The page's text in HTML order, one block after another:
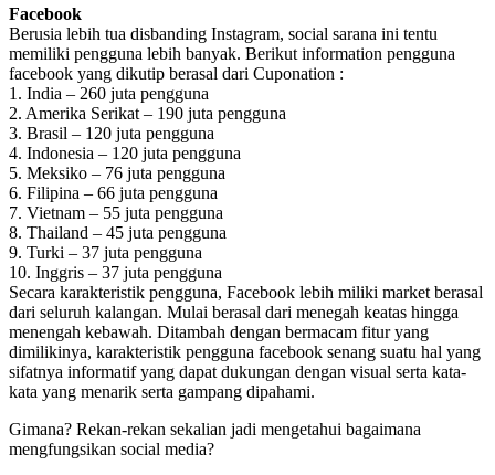
Facebook
Berusia lebih tua disbanding Instagram, social sarana ini tentu
memiliki pengguna lebih banyak. Berikut information pengguna
facebook yang dikutip berasal dari Cuponation :
1. India – 260 juta pengguna
2. Amerika Serikat – 190 juta pengguna
3. Brasil – 120 juta pengguna
4. Indonesia – 120 juta pengguna
5. Meksiko – 76 juta pengguna
6. Filipina – 66 juta pengguna
7. Vietnam – 55 juta pengguna
8. Thailand – 45 juta pengguna
9. Turki – 37 juta pengguna
10. Inggris – 37 juta pengguna
Secara karakteristik pengguna, Facebook lebih miliki market berasal
dari seluruh kalangan. Mulai berasal dari menegah keatas hingga
menengah kebawah. Ditambah dengan bermacam fitur yang
dimilikinya, karakteristik pengguna facebook senang suatu hal yang
sifatnya informatif yang dapat dukungan dengan visual serta kata-
kata yang menarik serta gampang dipahami.
Gimana? Rekan-rekan sekalian jadi mengetahui bagaimana
mengfungsikan social media?